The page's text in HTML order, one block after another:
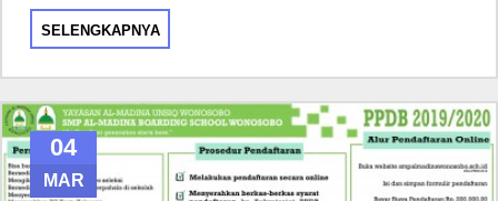
SELENGKAPNYA
04
MAR